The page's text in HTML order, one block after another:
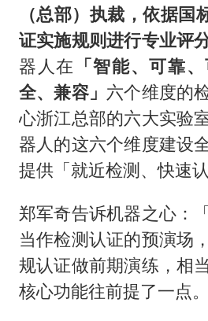
（总部）执裁，依据国
证实施规则进行专业评分
器人在 「智能、可靠
全、兼容」 六个维度的
心浙江总部的六大实验
器人的这六个维度建设
提供「就近检测、快速
郑军奇告诉机器之心：
当作检测认证的预演场
规认证做前期演练，相
核心功能往前提了一点。